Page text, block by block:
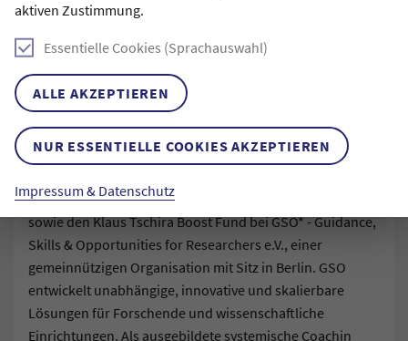
aktiven Zustimmung.
Essentielle Cookies (Sprachauswahl)
ALLE AKZEPTIEREN
NUR ESSENTIELLE COOKIES AKZEPTIEREN
Impressum & Datenschutz
unterstützenden Rahmen, der euch dabei hilft, euren
verfolgen.
Der Workshop ist eine geschlossene Veranstaltung und
richtet sich ausschließlich an aktiv geförderte
Stipendiat:innen.
Dr. Birte Seffertleitet die Karriereberatung, das Coaching
sowie den Klaus Tschira Boost Fund bei GSO* - Guidance,
Skills & Opportunities for Researchers e.V., einer
gemeinnützigen Organisation mit Sitz in Berlin. GSO
entwickelt unabhängige, innovative und skalierbare
Lösungen für Forschende und wissenschaftliche
Einrichtungen. Als ausgebildete systemische Coachin